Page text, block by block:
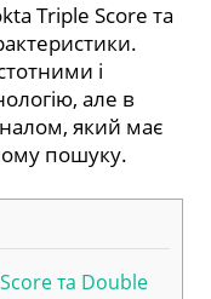
Triple Score та
і
але в
який має
пошуку.
та Double